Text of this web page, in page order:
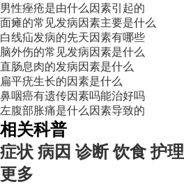
男性痤疮是由什么因素引起的
面瘫的常见发病因素主要是什么
白线疝发病的先天因素有哪些
脑外伤的常见发病因素是什么
直肠息肉的发病因素是什么
扁平疣生长的因素是什么
鼻咽癌有遗传因素吗能治好吗
左腹部胀痛是什么因素导致的
相关科普
症状 病因 诊断 饮食 护理
更多